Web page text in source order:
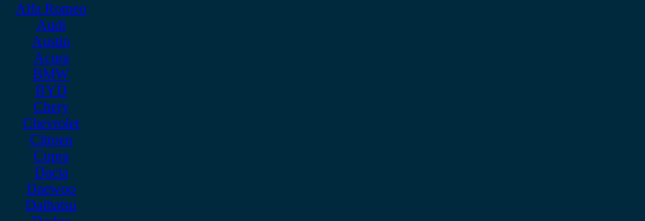
Alfa Romeo
Audi
Austin
Acura
BMW
BYD
Chery
Chevrolet
Citroen
Cupra
Dacia
Daewoo
Daihatsu